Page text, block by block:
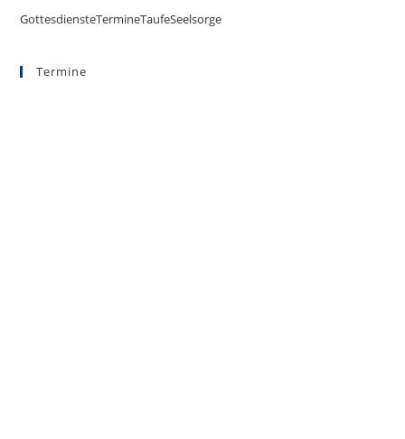
GottesdiensteTermineTaufeSeelsorge
Termine